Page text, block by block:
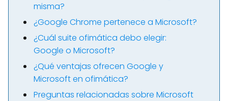
misma?
¿Google Chrome pertenece a Microsoft?
¿Cuál suite ofimática debo elegir:
Google o Microsoft?
¿Qué ventajas ofrecen Google y
Microsoft en ofimática?
Preguntas relacionadas sobre Microsoft